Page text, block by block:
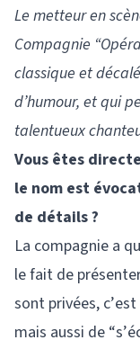
Le metteur en
Compagnie
classique et
d’humour, et qui
talentueux
Vous êtes
le nom est
de détails ?
La compagnie a
le fait de
sont privées,
mais aussi de